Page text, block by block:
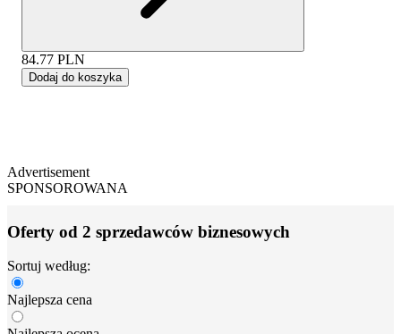
84.77 PLN
Dodaj do koszyka
Advertisement
SPONSOROWANA
Oferty od 2 sprzedawców biznesowych
Sortuj według:
Najlepsza cena